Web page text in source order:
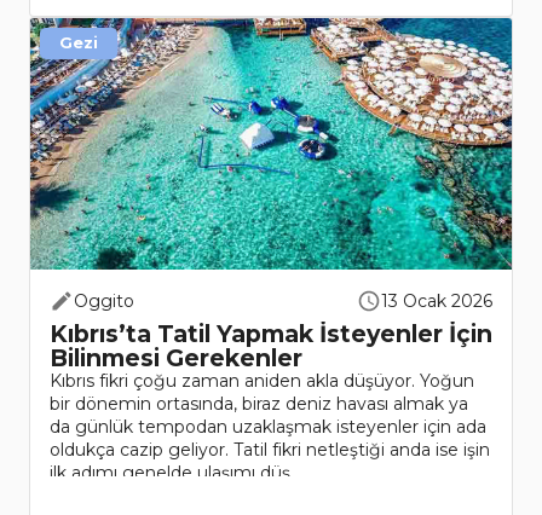
Oggito 13 Ocak 2026
Kıbrıs’ta Tatil Yapmak İsteyenler İçin
Bilinmesi Gerekenler
Kıbrıs fikri çoğu zaman aniden akla düşüyor. Yoğun
bir dönemin ortasında, biraz deniz havası almak ya
da günlük tempodan uzaklaşmak isteyenler için ada
oldukça cazip geliyor. Tatil fikri netleştiği anda ise işin
ilk adımı genelde ulaşımı düş..
Gezi